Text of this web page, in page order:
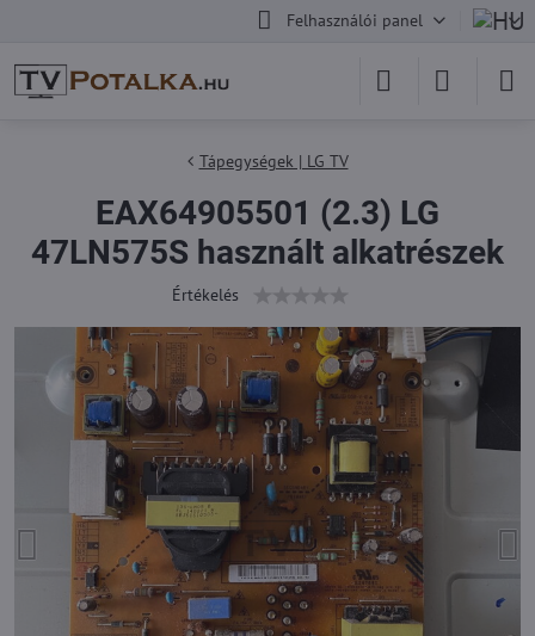
Felhasználói panel
Tápegységek | LG TV
EAX64905501 (2.3) LG
47LN575S használt alkatrészek
Értékelés